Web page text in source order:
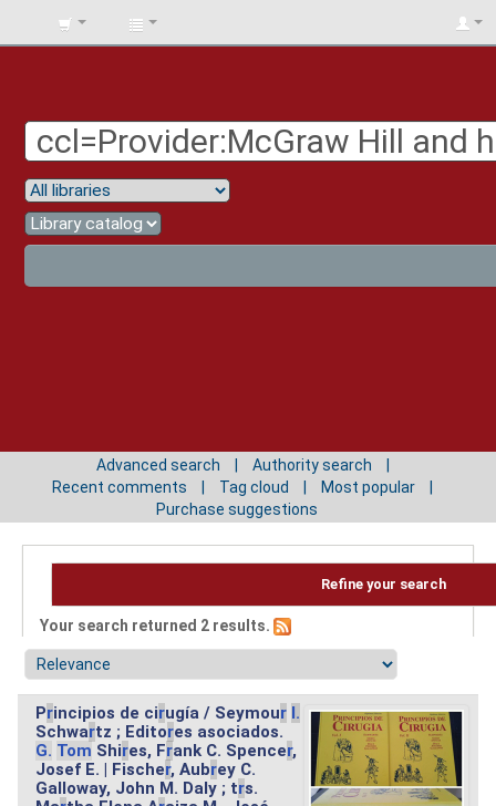
BIBLIOTECA
Advanced search
Authority search
Recent comments
Tag cloud
Most popular
Purchase suggestions
Refine your search
Your search returned 2 results.
Principios de cirugía / Seymour I.
Schwartz ; Editores asociados.
G. Tom Shires, Frank C. Spencer,
Josef E. | Fischer, Aubrey C.
Galloway, John M. Daly ; trs.